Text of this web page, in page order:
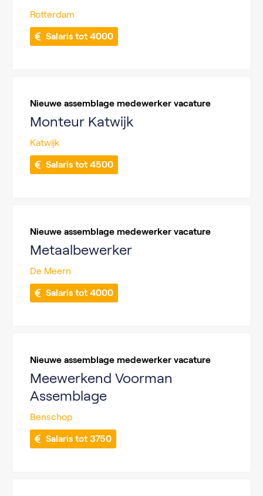
Rotterdam
Salaris tot 4000
Nieuwe assemblage medewerker vacature
Monteur Katwijk
Katwijk
Salaris tot 4500
Nieuwe assemblage medewerker vacature
Metaalbewerker
De Meern
Salaris tot 4000
Nieuwe assemblage medewerker vacature
Meewerkend Voorman
Assemblage
Benschop
Salaris tot 3750